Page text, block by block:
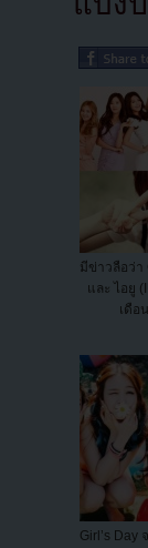
มีข่าวลือว่า
และ ไอยู
เดือ
Girl’s Day